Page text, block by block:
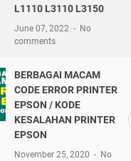
L1110 L3110 L3150
June 07, 2022
No
comments
BERBAGAI MACAM
CODE ERROR PRINTER
EPSON / KODE
KESALAHAN PRINTER
EPSON
November 25, 2020
No